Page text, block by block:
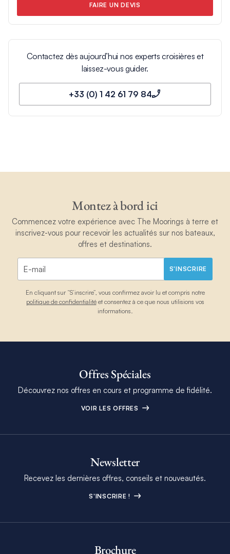
FAIRE UN DEVIS
Contactez dès aujourd’hui nos experts croisières et
laissez-vous guider.
+33 (0) 1 42 61 79 84
Montez à bord ici
Commencez votre expérience avec The Moorings à terre et
inscrivez-vous pour recevoir les actualités sur nos bateaux,
offres et destinations.
S'INSCRIRE
En cliquant sur “S’inscrire”, vous confirmez avoir lu et compris notre
politique de confidentialitéet consentez à ce que nous utilisions vos
informations.
Offres Spéciales
Découvrez nos offres en cours et programme de fidélité.
VOIR LES OFFRES
Newsletter
Recevez les dernières offres, conseils et nouveautés.
S'INSCRIRE !
Brochure